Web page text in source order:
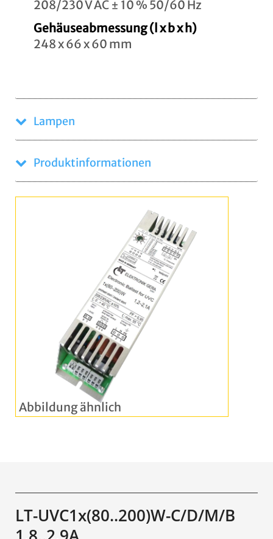
208/230 V AC ± 10 % 50/60 Hz
Gehäuseabmessung (l x b x h)
248 x 66 x 60 mm
Lampen
Produktinformationen
LT-UVC1x(80..200)W-C/D/M/B